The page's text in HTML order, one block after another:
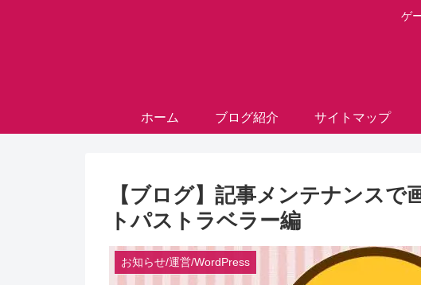
ゲ
ホーム ブログ紹介 サイトマップ
【ブログ】記事メンテナンスで
トパストラベラー編
お知らせ/運営/WordPress